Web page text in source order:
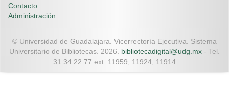
Contacto
Administración
© Universidad de Guadalajara. Vicerrectoría Ejecutiva. Sistema
Universitario de Bibliotecas. 2026. bibliotecadigital@udg.mx - Tel.
31 34 22 77 ext. 11959, 11924, 11914